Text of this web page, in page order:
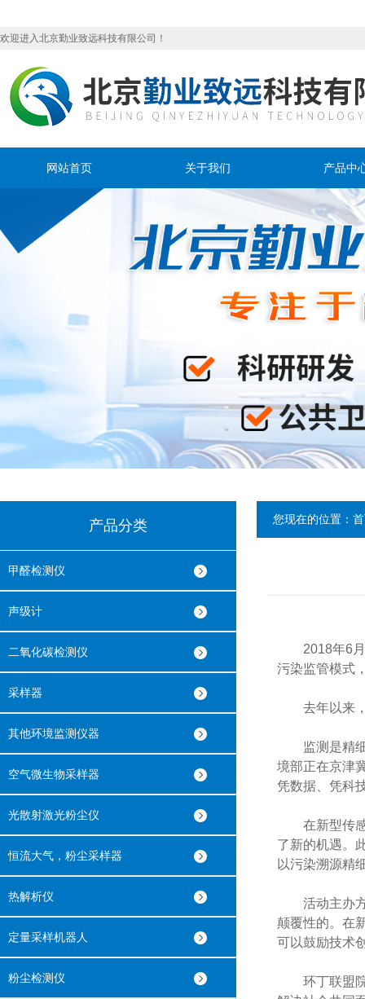
欢迎进入北京勤业致远科技有限公司！
网站首页 关于我们 产品中
产品分类
甲醛检测仪
声级计
二氧化碳检测仪
采样器
其他环境监测仪器
空气微生物采样器
光散射激光粉尘仪
恒流大气，粉尘采样器
热解析仪
定量采样机器人
粉尘检测仪
您现在的位置：
2018年6月5
污染监管模式
去年以来，
监测是精细
境部正在京津
凭数据、凭科
在新型传感
了新的机遇。
以污染溯源精
活动主办方
颠覆性的。在
可以鼓励技术
环丁联盟院